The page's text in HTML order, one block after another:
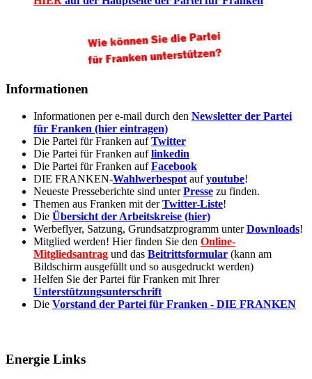
Informationen
Informationen per e-mail durch den Newsletter der Partei
für Franken (hier eintragen)
Die Partei für Franken aufTwitter
Die Partei für Franken auflinkedin
Die Partei für Franken aufFacebook
DIE FRANKEN-Wahlwerbespot aufyoutube!
Neueste Presseberichte sind unterPresse zu finden.
Themen aus Franken mit derTwitter-Liste!
Die Übersicht der Arbeitskreise (hier)
Werbeflyer, Satzung, Grundsatzprogramm unterDownloads!
Mitglied werden! Hier finden Sie den Online-
Mitgliedsantrag und das Beitrittsformular (kann am
Bildschirm ausgefüllt und so ausgedruckt werden)
Helfen Sie der Partei für Franken mit Ihrer
Unterstützungsunterschrift
Die Vorstand der Partei für Franken - DIE FRANKEN
Energie Links